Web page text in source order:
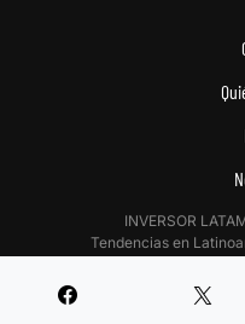
INVERSOR
Tendencias en